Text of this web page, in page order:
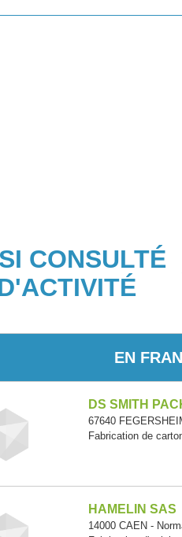
CONSULTÉ
EN
DS SMITH
67640
Fabrication de
HAMELIN SAS
14000 CAEN -